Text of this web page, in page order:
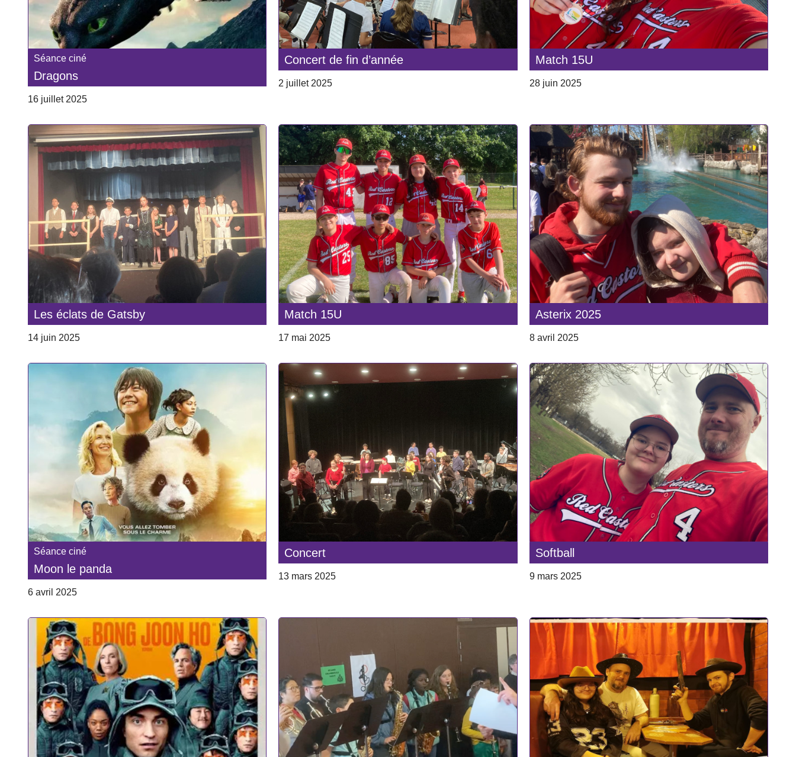
Séance ciné
Dragons
16 juillet 2025
Concert de fin d’année
2 juillet 2025
Match 15U
28 juin 2025
Les éclats de Gatsby
14 juin 2025
Match 15U
17 mai 2025
Asterix 2025
8 avril 2025
Séance ciné
Moon le panda
6 avril 2025
Concert
13 mars 2025
Softball
9 mars 2025